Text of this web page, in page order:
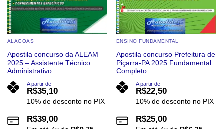
ALAGOAS
Apostila concurso da ALEAM
2025 – Assistente Técnico
Administrativo
A partir de
R$35,10
10% de desconto no PIX
R$39,00
ENSINO FUNDAMENTAL
Apostila concurso Prefeitura de
Piçarra-PA 2025 Fundamental
Completo
A partir de
R$22,50
10% de desconto no PIX
R$25,00